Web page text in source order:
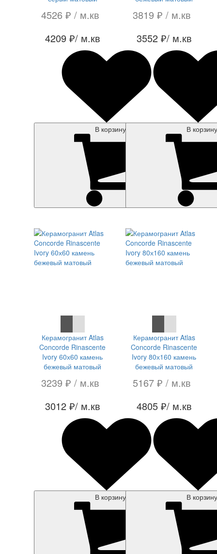
4526 ₽ / м.кв
4209 ₽/ м.кв
В корзину
3819 ₽ / м.кв
3552 ₽/ м.кв
В корзину
Керамогранит Atlas
Concorde Rinascente
Ivory 60х60 камень
бежевый матовый
3239 ₽ / м.кв
3012 ₽/ м.кв
В корзину
Керамогранит Atlas
Concorde Rinascente
Ivory 80х160 камень
бежевый матовый
5167 ₽ / м.кв
4805 ₽/ м.кв
В корзину